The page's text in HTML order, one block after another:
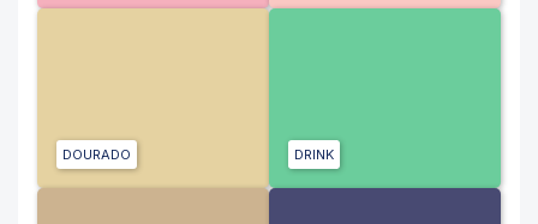
DOURADO DRINK